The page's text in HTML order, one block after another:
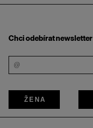
Chci odebírat newsletter
ŽENA